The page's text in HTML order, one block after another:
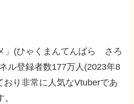
」(ひゃくまんてんばら さろ
ル登録者数177万人(2023年8
おり非常に人気なVtuberであ